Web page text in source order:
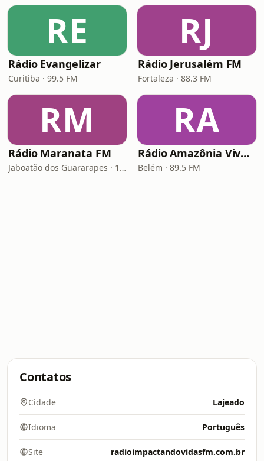
RE
Rádio Evangelizar
Curitiba · 99.5 FM
RJ
Rádio Jerusalém FM
Fortaleza · 88.3 FM
RM
Rádio Maranata FM
Jaboatão dos Guararapes · 103.9 FM
RA
Rádio Amazônia Viva FM
Belém · 89.5 FM
Contatos
Cidade Lajeado
Idioma Português
Site radioimpactandovidasfm.com.br